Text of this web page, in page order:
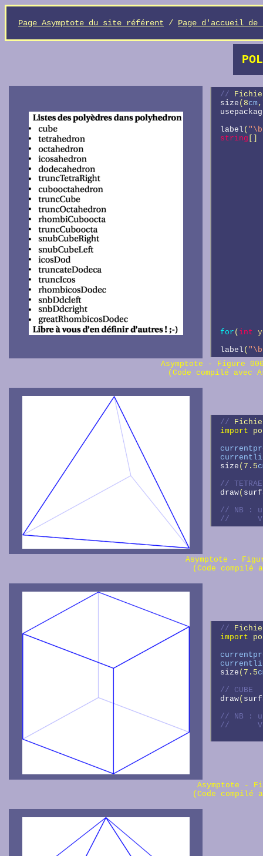
Page Asymptote du site référent / Page d'accueil
Asymptote - Figure
(Code compilé avec
//
size (8cm
label (
string
for ( int y
label (
Asymptote -
(Code compilé
//
import
size (7.5
//
draw(
//
//
Asymptote -
(Code compilé
//
import
size (7.5
//
draw(
//
//